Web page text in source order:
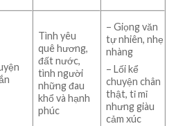
Tình yêu
quê hương,
đất nước,
tình người
những đau
khổ và hạnh
phúc
– Giọng văn
tự nhiên, nhẹ
nhàng
– Lối kể
chuyện chân
thật, tỉ mỉ
nhưng giàu
cảm xúc